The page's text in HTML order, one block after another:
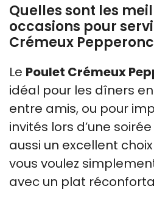
Quelles sont les
occasions pour
Crémeux
Le Poulet Crémeux
idéal pour les dîners
entre amis, ou pour
invités lors d’une
aussi un excellent
vous voulez
avec un plat